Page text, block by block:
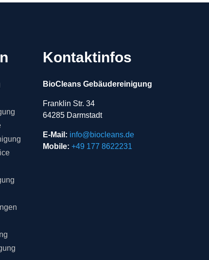
Kontaktinfos
BioCleans Gebäudereinigung
Franklin Str. 34
64285 Darmstadt
E-Mail: info@biocleans.de
Mobile: +49 177 8622231